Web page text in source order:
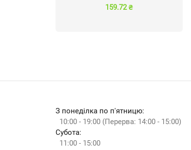
159.72 ₴
З понеділка по п'ятницю:
10:00 - 19:00 (Перерва: 14:00 - 15:00)
Субота:
11:00 - 15:00